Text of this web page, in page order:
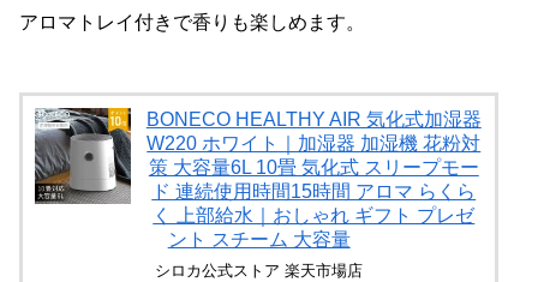
アロマトレイ付きで香りも楽しめます。
BONECO HEALTHY AIR 気化式加湿器
W220 ホワイト｜加湿器 加湿機 花粉対
策 大容量6L 10畳 気化式 スリープモー
ド 連続使用時間15時間 アロマ らくら
く 上部給水｜おしゃれ ギフト プレゼ
ント スチーム 大容量
シロカ公式ストア 楽天市場店